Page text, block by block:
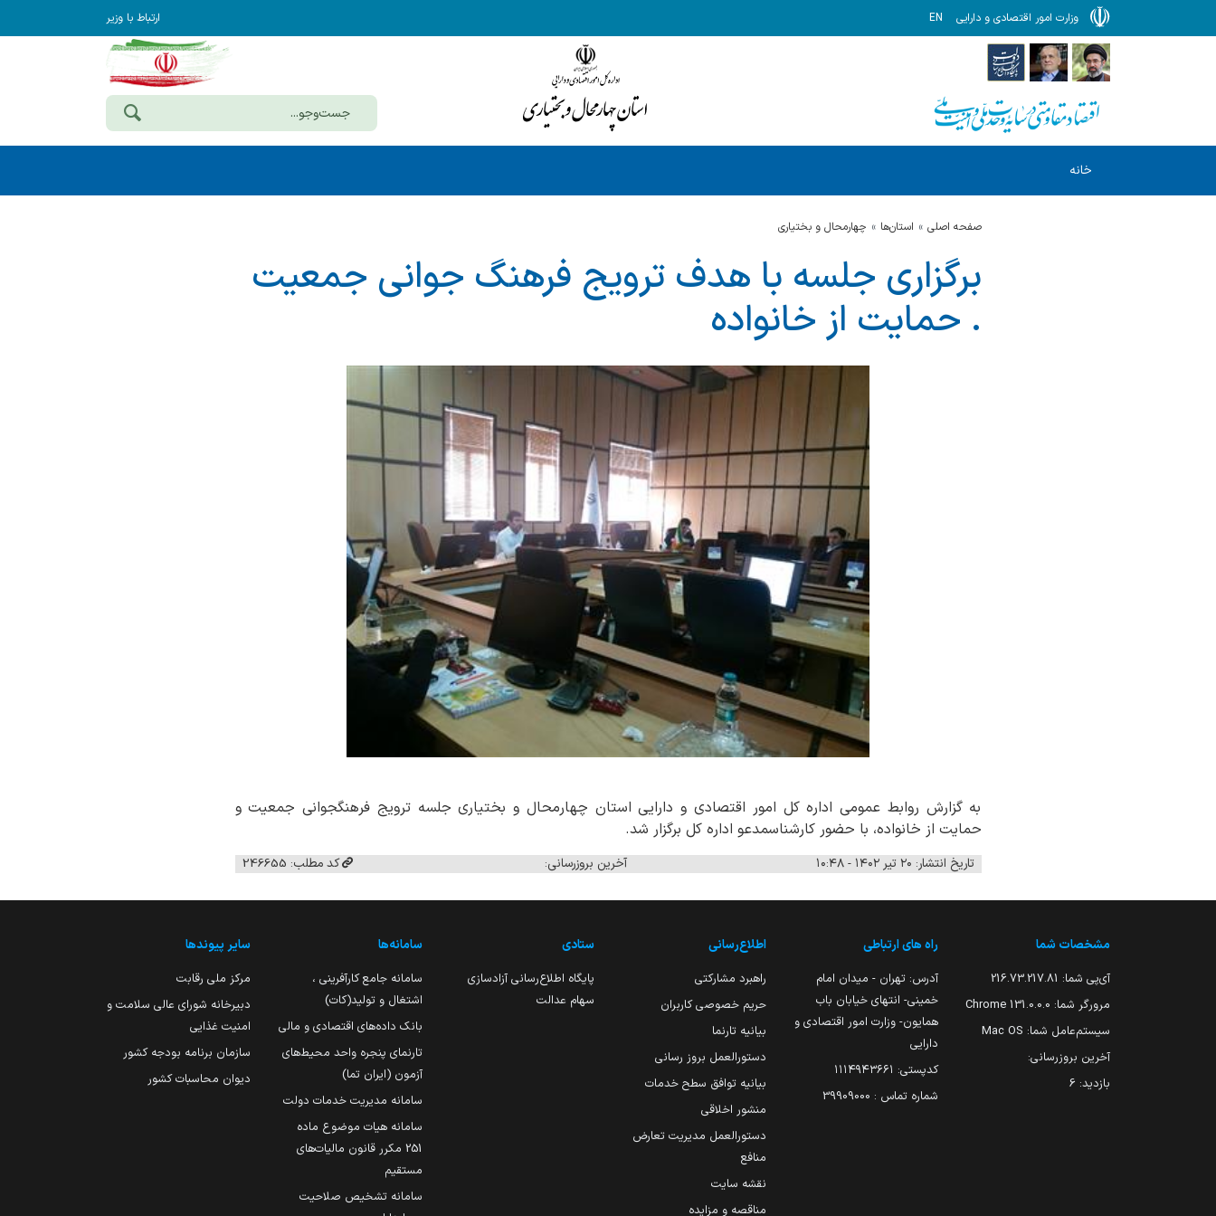
وزارت امور اقتصادی و دارایی EN ارتباط با وزیر
خانه
صفحه اصلی استان‌ها چهارمحال و بختياري
برگزاری جلسه با هدف ترویج فرهنگ جوانی جمعیت
. حمایت از خانواده
به گزارش روابط عمومی اداره کل امور اقتصادی و دارایی استان چهارمحال و بختیاری جلسه ترویج فرهنگجوانی جمعیت و
حمایت از خانواده، با حضور کارشناسمدعو اداره کل برگزار شد.
تاریخ انتشار: ۲۰ تیر ۱۴۰۲ - ۱۰:۴۸ آخرین بروزرسانی: کد مطلب: 246655
مشخصات شما
آی‌پی شما: 216.73.217.81
مرورگر شما: 131.0.0.0 Chrome
سیستم‌عامل شما: Mac OS
آخرین بروزرسانی:
بازدید: 6
راه های ارتباطی
آدرس: تهران - میدان امام
خمینی- انتهای خیابان باب
همایون- وزارت امور اقتصادی و
دارایی
کدپستی: ۱۱۱۴۹۴۳۶۶۱
شماره تماس : 39909000
اطلاع‌رسانی
راهبرد مشارکتی
حریم خصوصی کاربران
بیانیه تارنما
دستورالعمل بروز رسانی
بیانیه توافق سطح خدمات
منشور اخلاقی
دستورالعمل مدیریت تعارض
منافع
نقشه سایت
مناقصه و مزایده
ستادی
پایگاه اطلاع‌رسانی آزادسازی
سهام عدالت
سامانه‌ها
سامانه جامع کارآفرینی ،
اشتغال و تولید(کات)
بانک داده‌های اقتصادی و مالی
تارنمای پنجره واحد محیط‌های
آزمون (ایران تما)
سامانه مدیریت خدمات دولت
سامانه هیات موضوع ماده
251 مکرر قانون مالیات‌های
مستقیم
سامانه تشخیص صلاحیت
سایر پیوندها
مرکز ملی رقابت
دبیرخانه شورای عالی سلامت و
امنیت غذایی
سازمان برنامه بودجه کشور
دیوان محاسبات کشور